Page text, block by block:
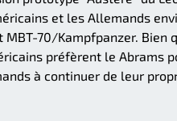
et les Allemands
70/Kampfpanzer. Bien
préfèrent le Abrams
à continuer de leur